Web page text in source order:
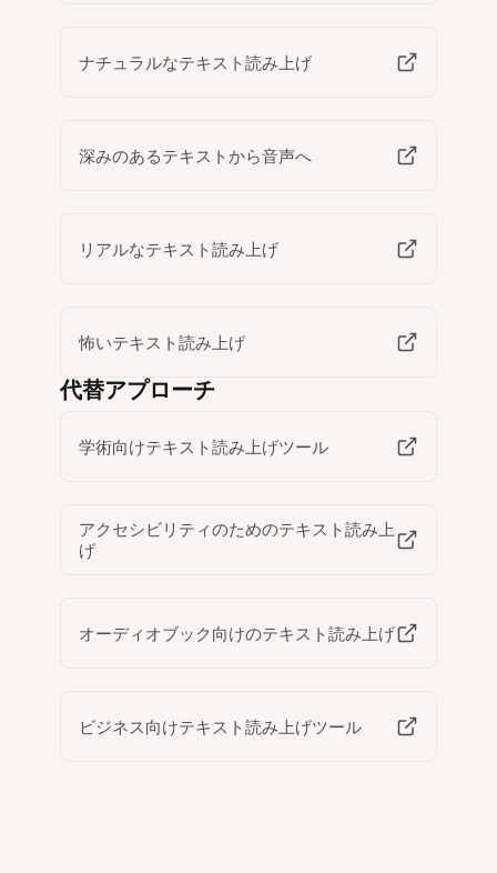
ナチュラルなテキスト読み上げ
深みのあるテキストから音声へ
リアルなテキスト読み上げ
怖いテキスト読み上げ
代替アプローチ
学術向けテキスト読み上げツール
アクセシビリティのためのテキスト読み上
げ
オーディオブック向けのテキスト読み上げ
ビジネス向けテキスト読み上げツール